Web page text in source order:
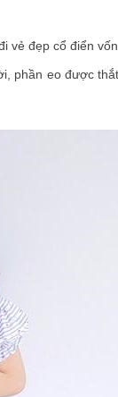
vẻ đẹp cổ điển vốn
phần eo được